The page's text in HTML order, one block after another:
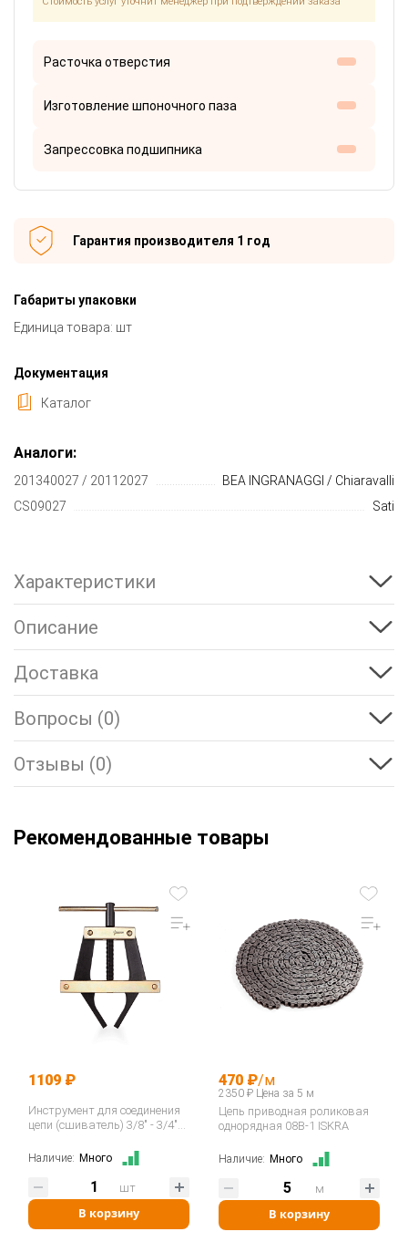
Расточка отверстия
Изготовление шпоночного паза
Запрессовка подшипника
Гарантия производителя 1 год
Габариты упаковки
Единица товара: шт
Документация
Каталог
Аналоги:
201340027 / 20112027
BEA INGRANAGGI / Chiaravalli
CS09027
Sati
Характеристики
Описание
Доставка
Вопросы (0)
Отзывы (0)
Рекомендованные товары
1109 ₽
Инструмент для соединения
цепи (сшиватель) 3/8" - 3/4"
400035…
Наличие: Много
В корзину
шт
470 ₽/м
2350 ₽ Цена за 5 м
Цепь приводная роликовая
однорядная 08B-1 ISKRA
Наличие: Много
В корзину
м